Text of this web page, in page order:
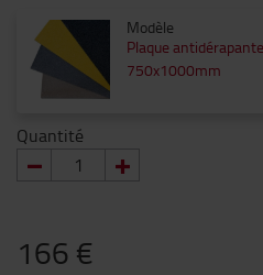
Modèle
Plaque
750x1000mm
Quantité
166 €